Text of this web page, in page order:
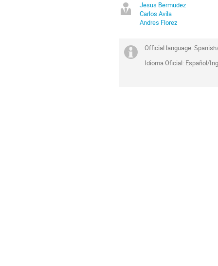
Jesus Bermudez
Carlos Avila
Andres Florez
Official language:
Idioma Oficial: Español/